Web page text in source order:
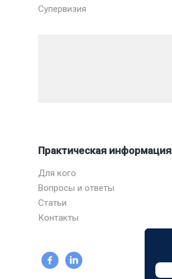
Супервизия
Практическая информация
Для кого
Вопросы и ответы
Статьи
Контакты